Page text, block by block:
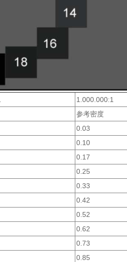
1.000.000:1
参考密度
0.03
0.10
0.17
0.25
0.33
0.42
0.52
0.62
0.73
0.85